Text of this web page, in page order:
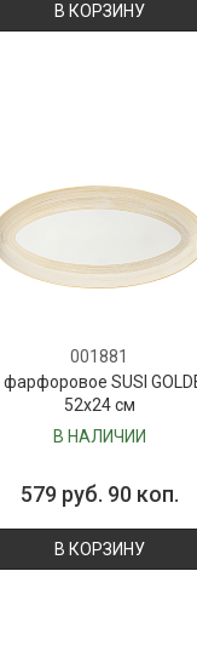
В КОРЗИНУ
001881
SUSI
52х24 см
В НАЛИЧИИ
579 руб. 90 коп.
В КОРЗИНУ